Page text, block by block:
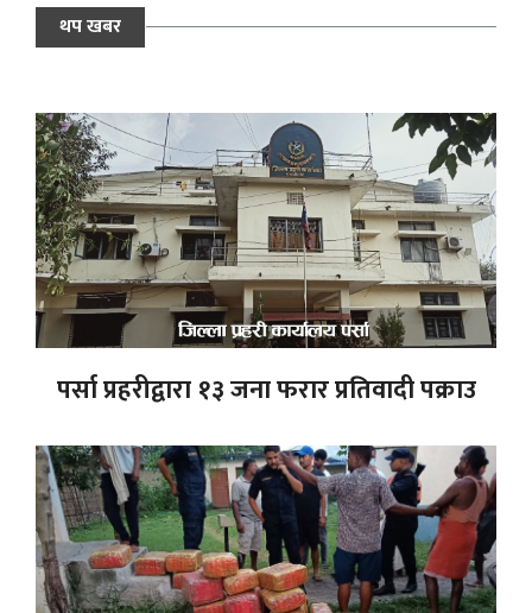
थप खबर
पर्सा प्रहरीद्वारा १३ जना फरार प्रतिवादी पक्राउ